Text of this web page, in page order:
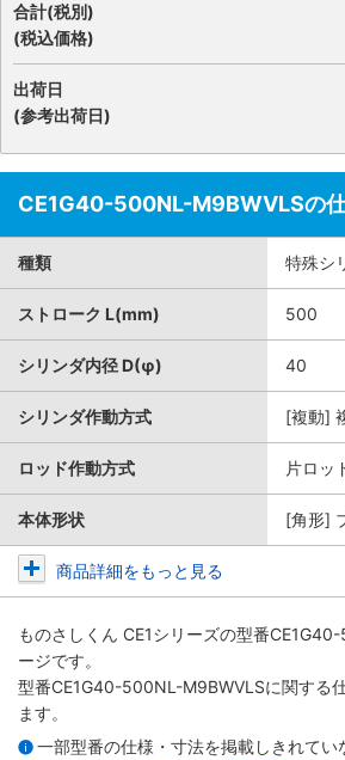
合計(税別)
(税込価格)
出荷日
(参考出荷日)
CE1G40-500NL-M9BWVLSの
種類 特殊シ
ストローク L(mm) 500
シリンダ内径 D(φ) 40
シリンダ作動方式 [複動]
ロッド作動方式 片ロッ
本体形状 [角形]
商品詳細をもっと見る
ものさしくん CE1シリーズの型番
ージです。
型番CE1G40-500NL-M9BWVLSに関する
ます。
一部型番の仕様・寸法を掲載しきれてい